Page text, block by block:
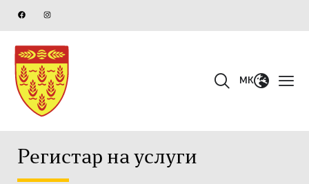
MK
Регистар на услуги